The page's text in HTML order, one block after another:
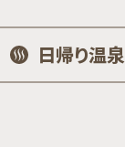
日帰り温泉